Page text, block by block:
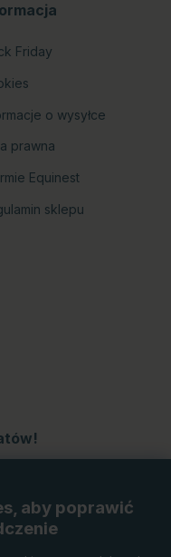
Friday
o wysyłce
prawna
Equinest
sklepu
aby poprawić